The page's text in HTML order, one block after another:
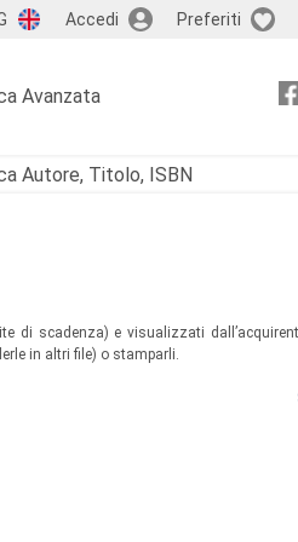
Accedi Preferiti
Avanzata
di scadenza) e visualizzati
in altri file) o stamparli.
counsellor, operatori della